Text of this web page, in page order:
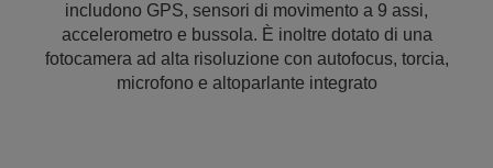
includono GPS, sensori di movimento a 9 assi,
accelerometro e bussola. È inoltre dotato di una
fotocamera ad alta risoluzione con autofocus, torcia,
microfono e altoparlante integrato